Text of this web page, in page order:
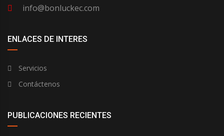
info@bonluckec.com
ENLACES DE INTERES
Servicios
Contáctenos
PUBLICACIONES RECIENTES